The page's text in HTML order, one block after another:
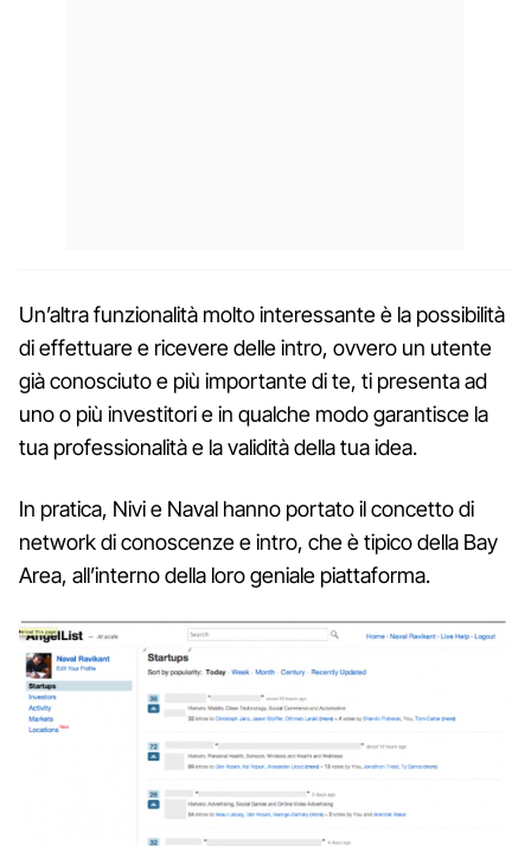
Un’altra funzionalità molto interessante è la possibilità
di effettuare e ricevere delle intro, ovvero un utente
già conosciuto e più importante di te, ti presenta ad
uno o più investitori e in qualche modo garantisce la
tua professionalità e la validità della tua idea.
In pratica, Nivi e Naval hanno portato il concetto di
network di conoscenze e intro, che è tipico della Bay
Area, all’interno della loro geniale piattaforma.